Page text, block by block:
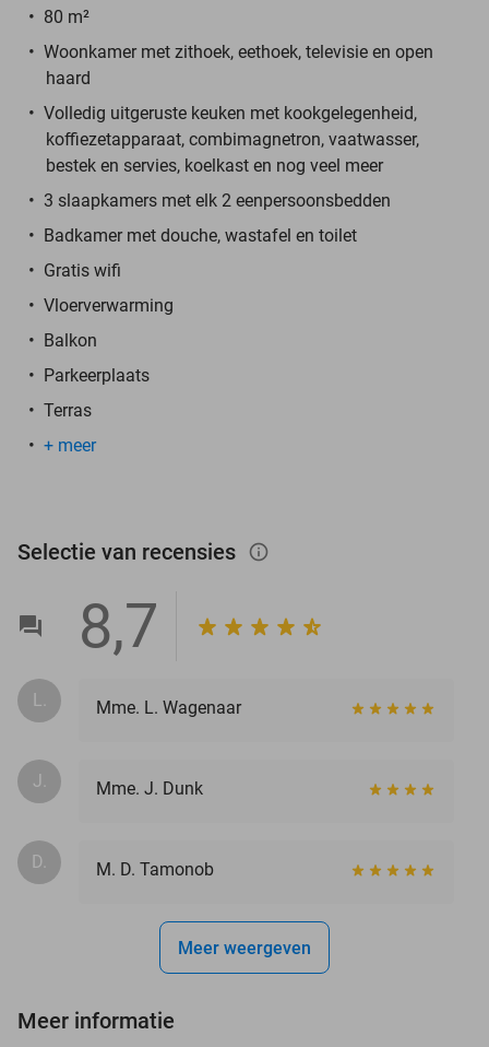
80 m²
Woonkamer met zithoek, eethoek, televisie en open
haard
Volledig uitgeruste keuken met kookgelegenheid,
koffiezetapparaat, combimagnetron, vaatwasser,
bestek en servies, koelkast en nog veel meer
3 slaapkamers met elk 2 eenpersoonsbedden
Badkamer met douche, wastafel en toilet
Gratis wifi
Vloerverwarming
Balkon
Parkeerplaats
Terras
+ meer
Selectie van recensies info_outlined
8,7
L. Mme. L. Wagenaar
J. Mme. J. Dunk
D. M. D. Tamonob
Meer weergeven
Meer informatie